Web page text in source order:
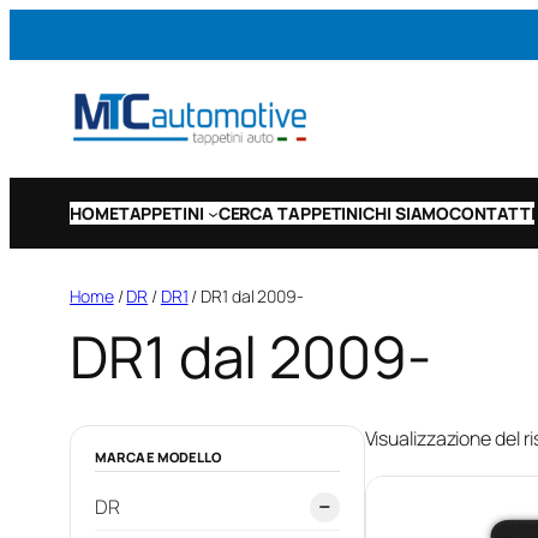
HOMETAPPETINI CERCA TAPPETINICHI SIAMOCONTATTI
Home/DR / DR1 / DR1 dal 2009-
DR1 dal 2009-
MARCA E MODELLO
−
DR
Visualizzazione del